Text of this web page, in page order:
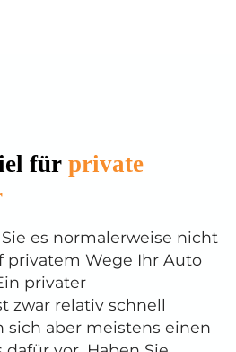
für private
es normalerweise nicht
privatem Wege Ihr Auto
privater
zwar relativ schnell
sich aber meistens einen